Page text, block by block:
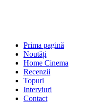
Prima pagină
Noutăți
Home Cinema
Recenzii
Topuri
Interviuri
Contact